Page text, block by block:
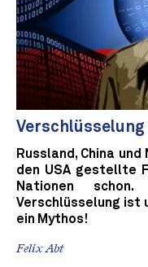
Russland, China
den USA gestellte
Nationen
Verschlüsselung ist
ein Mythos!
Felix Abt